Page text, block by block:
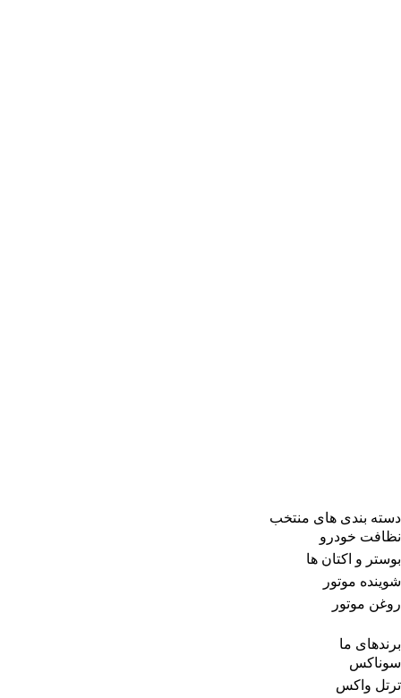
دسته بندی های منتخب
نظافت خودرو
بوستر و اکتان ها
شوینده موتور
روغن موتور
برندهای ما
سوناکس
ترتل واکس